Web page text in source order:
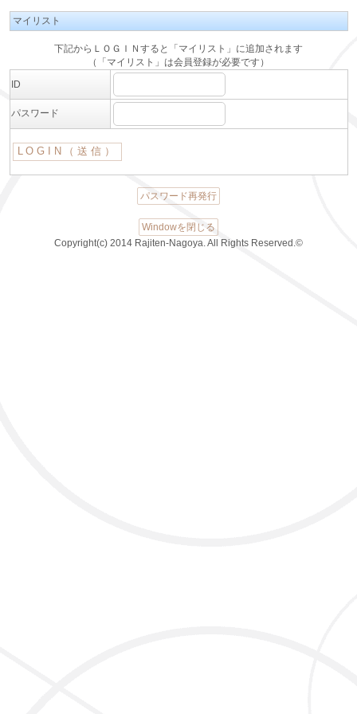
マイリスト
下記からＬＯＧＩＮすると「マイリスト」に追加されます
（「マイリスト」は会員登録が必要です）
ID
パスワード
パスワード再発行
Windowを閉じる
Copyright(c) 2014 Rajiten-Nagoya. All Rights Reserved.©